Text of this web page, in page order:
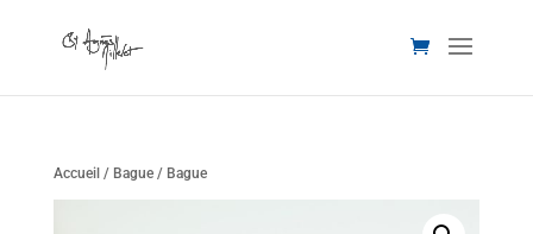
Accueil / Bague/ Bague